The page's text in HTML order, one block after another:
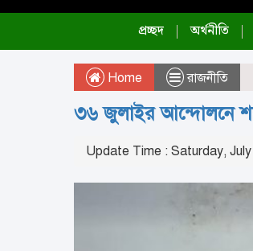
প্রচ্ছদ অর্থনীতি
Home রাজনীতি
৩৬ জুলাইর আন্দোলনে
Update Time : Saturday,